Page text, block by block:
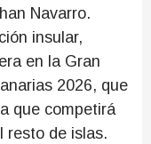
Navarro.
insular,
en la Gran
2026, que
que competirá
resto de islas.